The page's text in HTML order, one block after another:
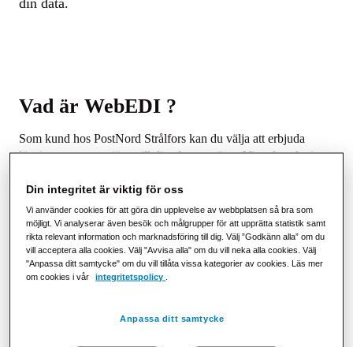
din data.
Vad är WebEDI ?
Som kund hos PostNord Strålfors kan du välja att erbjuda
lösningen som en tjänst till dina leverantörer. Vissa kanske inte
en faktureringskanal för små internationella leverantörer. Du
vill kunna arbeta lika effektivt och strukturerat mot alla.
I sin enklaste form kan WebEDI fungera som ett
fakturaverktyg, men tjänsten kan även anpassas till att förmedla
ordrar till leverantörer och enkelt få tillbaka orderbekräftelser
WebEDI används ofta som ett sätt att fånga de små
Din integritet är viktig för oss
Vi använder cookies för att göra din upplevelse av webbplatsen så bra som
möjligt. Vi analyserar även besök och målgrupper för att upprätta statistik samt
rikta relevant information och marknadsföring till dig. Välj ”Godkänn alla” om du
vill acceptera alla cookies. Välj "Avvisa alla" om du vill neka alla cookies. Välj
"Anpassa ditt samtycke" om du vill tillåta vissa kategorier av cookies. Läs mer
om cookies i vår
integritetspolicy
Anpassa ditt samtycke